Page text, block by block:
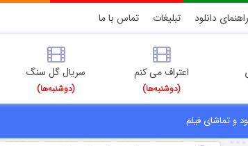
راهنمای دانلود تبلیغات تماس با ما
اعتراف می کنم
(دوشنبه‌ها)
سریال گل سنگ
(دوشنبه‌ها)
و تماشای فیلم